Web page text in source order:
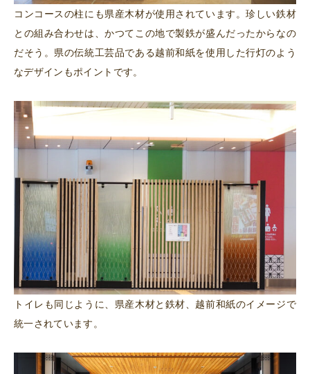
コンコースの柱にも県産木材が使用されています。珍しい鉄材
との組み合わせは、かつてこの地で製鉄が盛んだったからなの
だそう。県の伝統工芸品である越前和紙を使用した行灯のよう
なデザインもポイントです。
トイレも同じように、県産木材と鉄材、越前和紙のイメージで
統一されています。